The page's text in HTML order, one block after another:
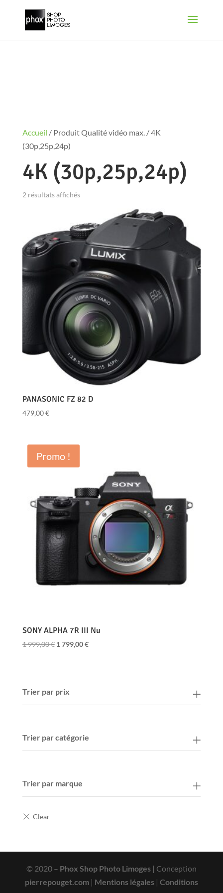
Accueil / Produit Qualité vidéo max. / 4K
(30p,25p,24p)
4K (30p,25p,24p)
2 résultats affichés
PANASONIC FZ 82 D
479,00€
Promo !
SONY ALPHA 7R III Nu
1 999,00€ Le
1
1 799,00€Le
Trier par prix
Trier par catégorie
Trier par marque
© 2020 – Phox Shop Photo Limoges| Conception
pierrepouget.com| Mentions légales| Conditions